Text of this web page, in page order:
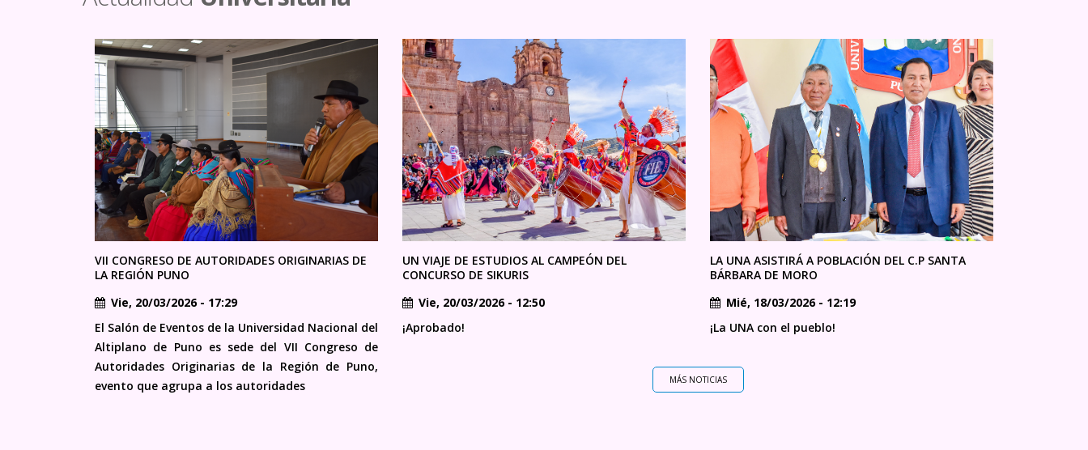
VII CONGRESO DE AUTORIDADES ORIGINARIAS DE
LA REGIÓN PUNO
Vie, 20/03/2026 - 17:29
El Salón de Eventos de la Universidad Nacional del
Altiplano de Puno es sede del VII Congreso de
Autoridades Originarias de la Región de Puno,
evento que agrupa a los autoridades
UN VIAJE DE ESTUDIOS AL CAMPEÓN DEL
CONCURSO DE SIKURIS
Vie, 20/03/2026 - 12:50
¡Aprobado!
LA UNA ASISTIRÁ A POBLACIÓN DEL C.P SANTA
BÁRBARA DE MORO
Mié, 18/03/2026 - 12:19
¡La UNA con el pueblo!
MÁS NOTICIAS